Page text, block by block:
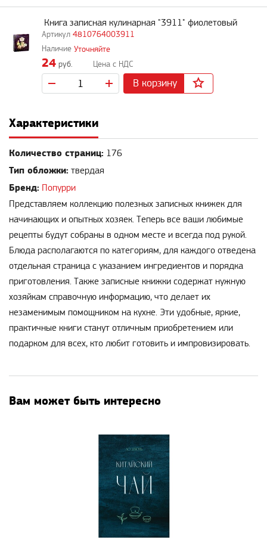
4810764003911
Книга записная кулинарная "3911" фиолетовый
Уточняйте
24 руб.
В корзину
Характеристики
Количество страниц: 176
Тип обложки: твердая
Бренд: Попурри
Представляем коллекцию полезных записных книжек для
начинающих и опытных хозяек. Теперь все ваши любимые
рецепты будут собраны в одном месте и всегда под рукой.
Блюда располагаются по категориям, для каждого отведена
отдельная страница с указанием ингредиентов и порядка
приготовления. Также записные книжки содержат нужную
хозяйкам справочную информацию, что делает их
незаменимым помощником на кухне. Эти удобные, яркие,
практичные книги станут отличным приобретением или
подарком для всех, кто любит готовить и импровизировать.
Вам может быть интересно